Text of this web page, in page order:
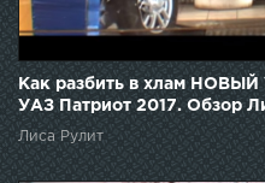
Как разбить в хлам
УАЗ Патриот 2017. Обзор
Лиса Рулит